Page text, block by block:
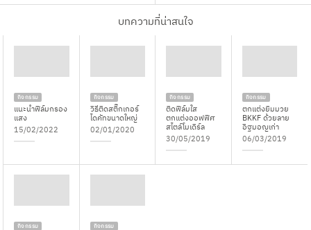
บทความที่น่าสนใจ
กิจกรรม
แนะนำฟิล์มกรอง
แสง
15/02/2022
กิจกรรม
วิธีติดสติ๊กเกอร์
ไดคัทขนาดใหญ่
02/01/2020
กิจกรรม
ติดฟิล์มใส
ตกแต่งออฟฟิศ
สไตล์โมเดิร์ล
30/05/2019
กิจกรรม
ตกแต่งยิมมวย
BKKF ด้วยลาย
อิฐมอญเก่า
06/03/2019
กิจกรรม กิจกรรม